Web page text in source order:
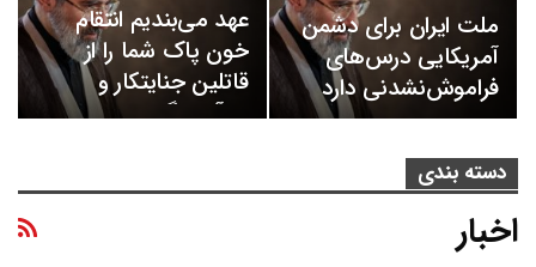
ملت ایران برای دشمن
آمریکایی درس‌های
فراموش‌نشدنی دارد
عهد می‌بندیم انتقام
خون پاک شما را از
قاتلین جنایتکار و
بی‌آبرو بگیریم
دسته بندی
اخبار